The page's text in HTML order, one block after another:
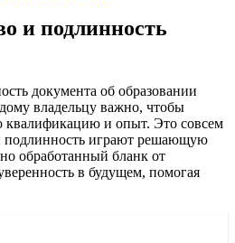
и подлинность
документа об образовании
владельцу важно, чтобы
квалификацию и опыт. Это совсем
подлинность играют решающую
обработанный бланк от
в будущем, помогая